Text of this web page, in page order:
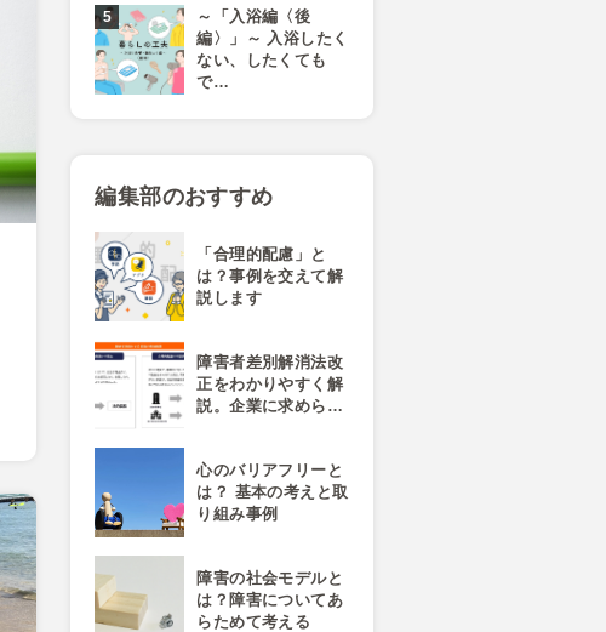
～「入浴編〈後
編〉」～ 入浴したく
ない、したくても
で…
編集部のおすすめ
「合理的配慮」と
は？事例を交えて解
説します
障害者差別解消法改
正をわかりやすく解
説。企業に求めら…
心のバリアフリーと
は？ 基本の考えと取
り組み事例
障害の社会モデルと
は？障害についてあ
らためて考える